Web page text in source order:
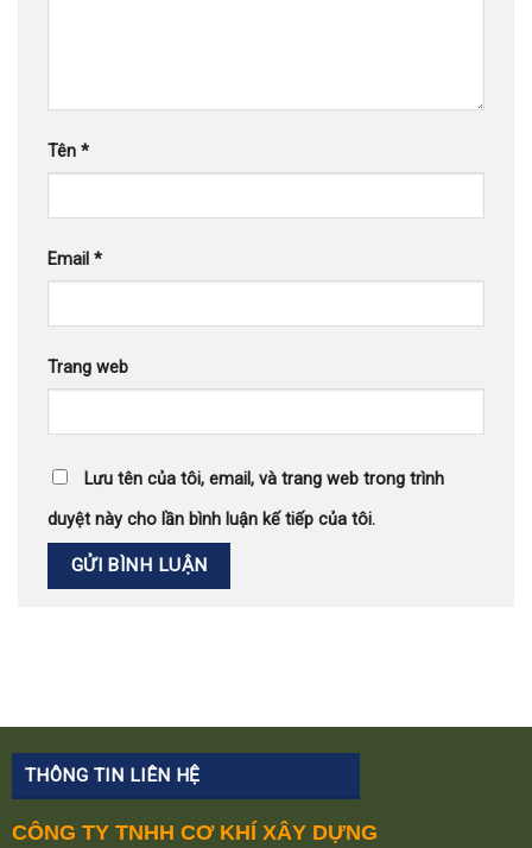
Tên *
Email *
Trang web
Lưu tên của tôi, email, và trang web trong trình
duyệt này cho lần bình luận kế tiếp của tôi.
THÔNG TIN LIÊN HỆ
CÔNG TY TNHH CƠ KHÍ XÂY DỰNG